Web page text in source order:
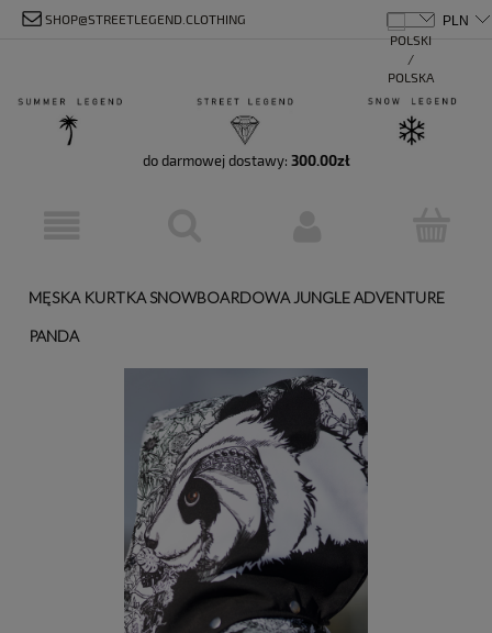
SHOP@STREETLEGEND.CLOTHING
do darmowej dostawy: 300.00zł
MĘSKA KURTKA SNOWBOARDOWA JUNGLE ADVENTURE
PANDA